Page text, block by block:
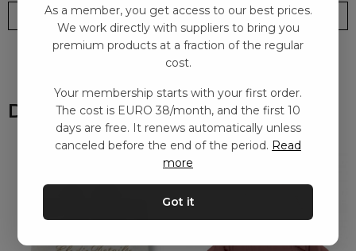
Leveranstid: 2-10 dagar Frakt EURO 4
Du kanske också gillar
As a member, you get access to our best prices.
We work directly with suppliers to bring you
premium products at a fraction of the regular
cost.
Your membership starts with your first order.
The cost is EURO 38/month, and the first 10
days are free. It renews automatically unless
canceled before the end of the period. Read
more
Got it